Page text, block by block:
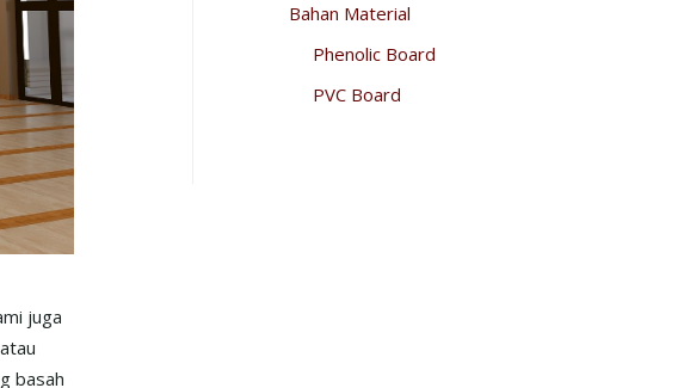
juga
atau
basah
Bahan Material
Phenolic Board
PVC Board